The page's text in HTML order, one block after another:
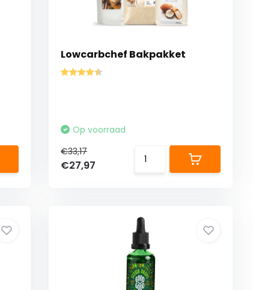
Lowcarbchef Bakpakket
Op voorraad
€33,17
€27,97